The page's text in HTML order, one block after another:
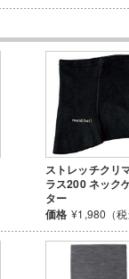
ストレッチクリ
ラス200 ネック
ター
価格 ¥1,980（税